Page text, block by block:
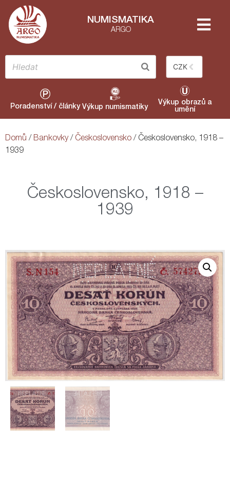
NUMISMATIKA
ARGO
CZK
Poradenství / články Výkup numismatiky
Výkup obrazů a
umění
Domů / Bankovky/ Československo / Československo, 1918 –
1939
Československo, 1918 –
1939